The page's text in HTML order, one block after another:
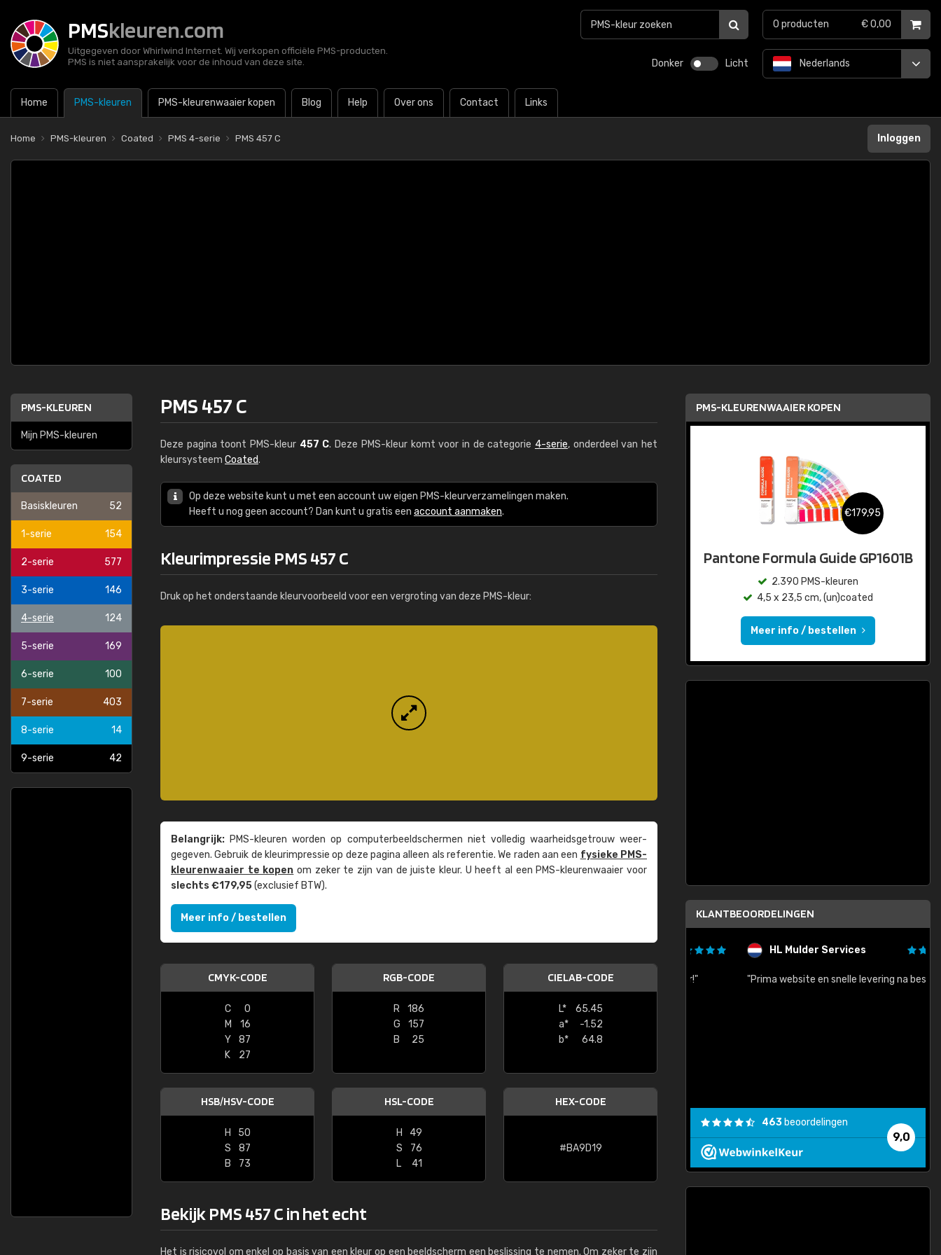
PMSkleuren.com
Uitgegeven door Whirlwind Internet. Wij verkopen officiële PMS-producten.
PMS is niet aansprakelijk voor de inhoud van deze site.
Donker Licht
Home PMS-kleuren PMS-kleurenwaaier kopen Blog Help Over ons Contact Links
Nederlands
0 producten € 0,00
Home PMS-kleuren Coated PMS 4-serie PMS 457 C Inloggen
PMS-KLEUREN
Mijn PMS-kleuren
COATED
Basiskleuren 52
1-serie 154
2-serie 577
3-serie 146
4-serie 124
5-serie 169
6-serie 100
7-serie 403
8-serie 14
9-serie 42
PMS 457 C
Deze pagina toont PMS-kleur 457 C. Deze PMS-kleur komt voor in de categorie 4-serie, onderdeel van het
kleursysteem Coated.
Op deze website kunt u met een account uw eigen PMS-kleurverzamelingen maken.
Heeft u nog geen account? Dan kunt u gratis een account aanmaken.
Kleurimpressie PMS 457 C
Druk op het onderstaande kleurvoorbeeld voor een vergroting van deze PMS-kleur:
Belangrijk: PMS-kleuren worden op computer­beeld­schermen niet volledig waarheids­­getrouw weer­
gegeven. Gebruik de kleur­impressie op deze pagina alleen als referentie. We raden aan een fysieke PMS-
kleuren­waaier te kopen om zeker te zijn van de juiste kleur. U heeft al een PMS-kleuren­waaier voor
slechts €179,95(exclusief BTW).
Meer info / bestellen
CMYK-CODE
C
0
M
16
Y
87
K
27
RGB-CODE
R
186
G
157
B
25
CIELAB-CODE
L*
65.45
a*
-1.52
b*
64.8
HSB/HSV-CODE
H
50
S
87
B
73
HSL-CODE
H
49
S
76
L
41
HEX-CODE
#BA9D19
Bekijk PMS 457 C in het echt
Het is risicovol om enkel op basis van een kleur op een beeldscherm een beslissing te nemen. Om zeker te zijn
PMS-KLEURENWAAIER KOPEN
€179,95
Pantone Formula Guide GP1601B
2.390 PMS-kleuren
4,5 x 23,5 cm, (un)coated
Meer info / bestellen
KLANTBEOORDELINGEN
"Super snelle service en zeer betaalbaar!"
HL Mulder Services
"Prima website en snelle levering na bestelling"
9,0
463 beoordelingen